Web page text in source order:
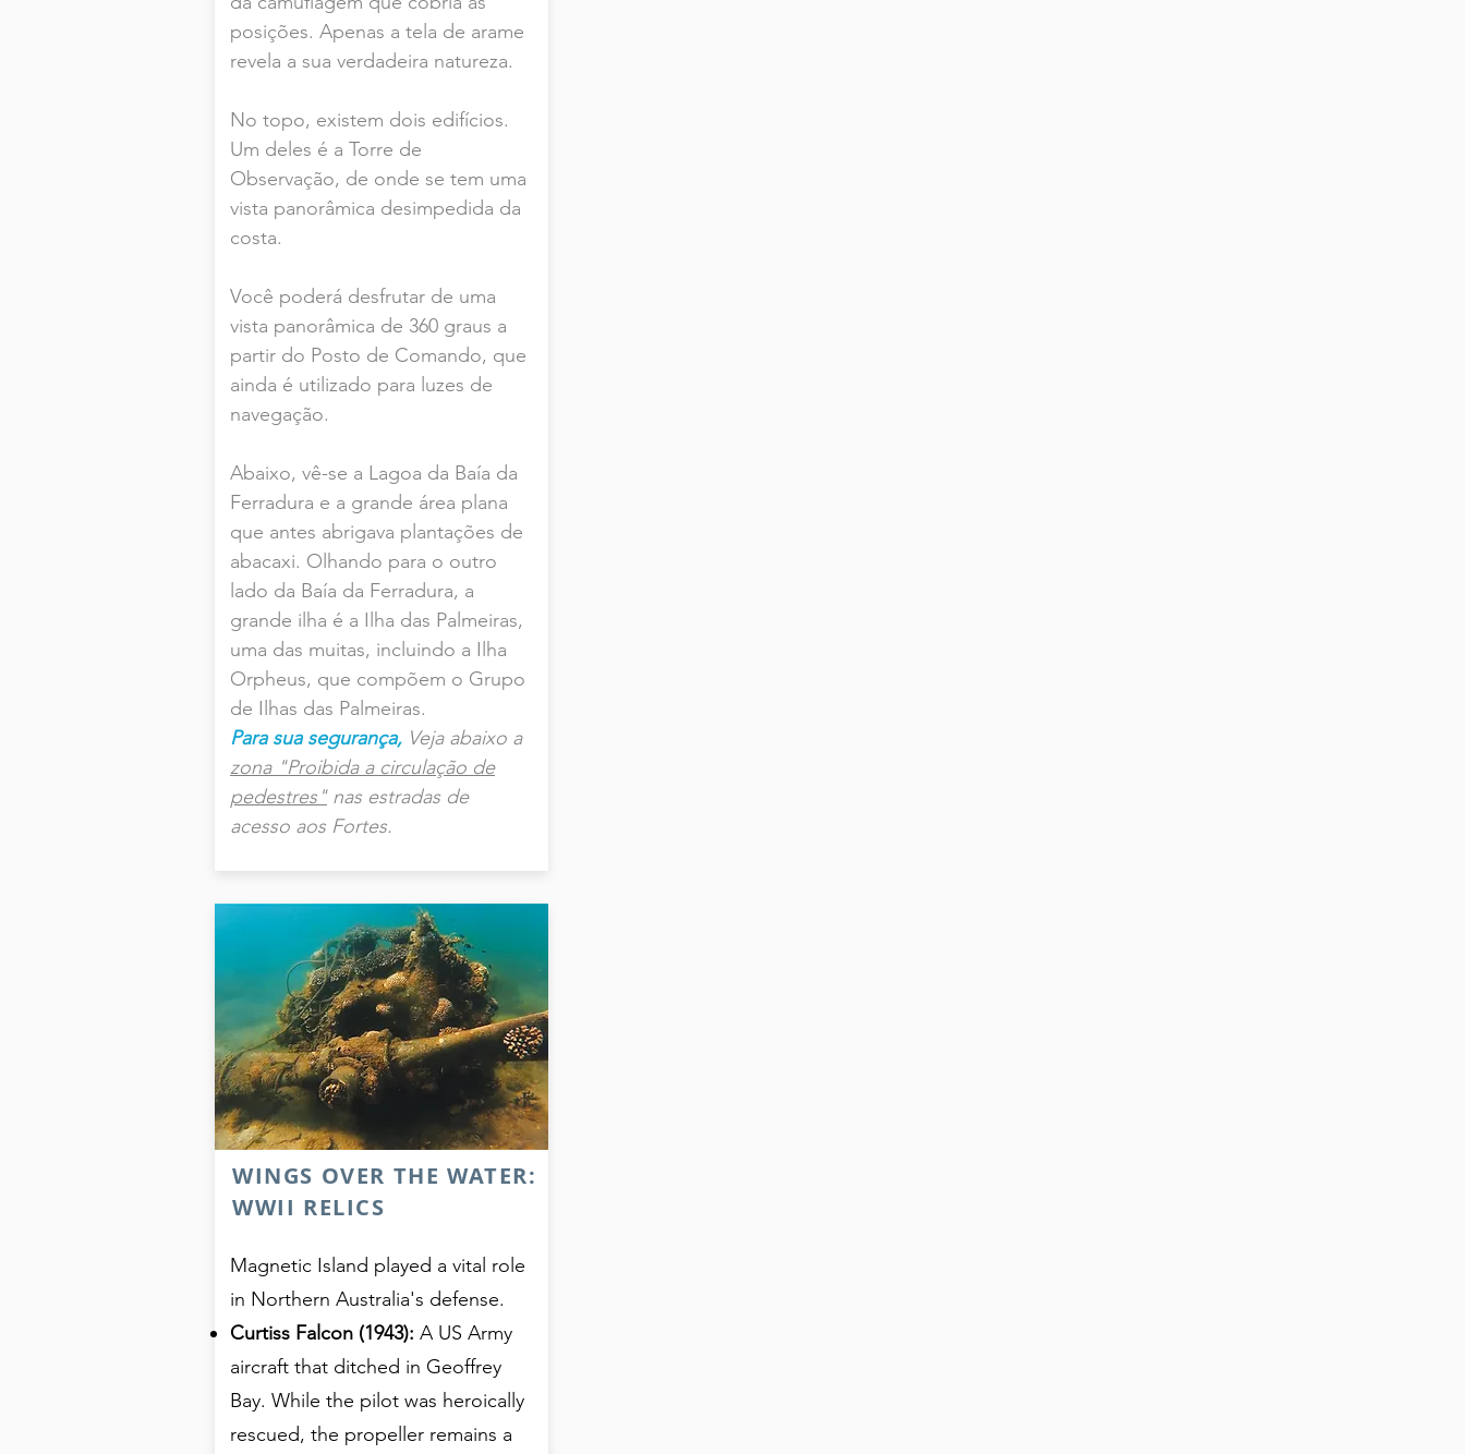
posições. Apenas a tela de arame
revela a sua verdadeira natureza.
No topo, existem dois edifícios.
Um deles é a Torre de
Observação, de onde se tem uma
vista panorâmica desimpedida da
costa.
Você poderá desfrutar de uma
vista panorâmica de 360 graus a
partir do Posto de Comando, que
ainda é utilizado para luzes de
navegação.
Abaixo, vê-se a Lagoa da Baía da
Ferradura e a grande área plana
que antes abrigava plantações de
abacaxi. Olhando para o outro
lado da Baía da Ferradura, a
grande ilha é a Ilha das Palmeiras,
uma das muitas, incluindo a Ilha
Orpheus, que compõem o Grupo
de Ilhas das Palmeiras.
Para sua segurança, Veja abaixo a
zona "Proibida a circulação de
pedestres"nas estradas de
acesso aos Fortes.
WINGS OVER THE WATER:
WWII RELICS
Magnetic Island played a vital role
in Northern Australia's defense.
Curtiss Falcon (1943): A US Army
aircraft that ditched in Geoffrey
Bay. While the pilot was heroically
rescued, the propeller remains a